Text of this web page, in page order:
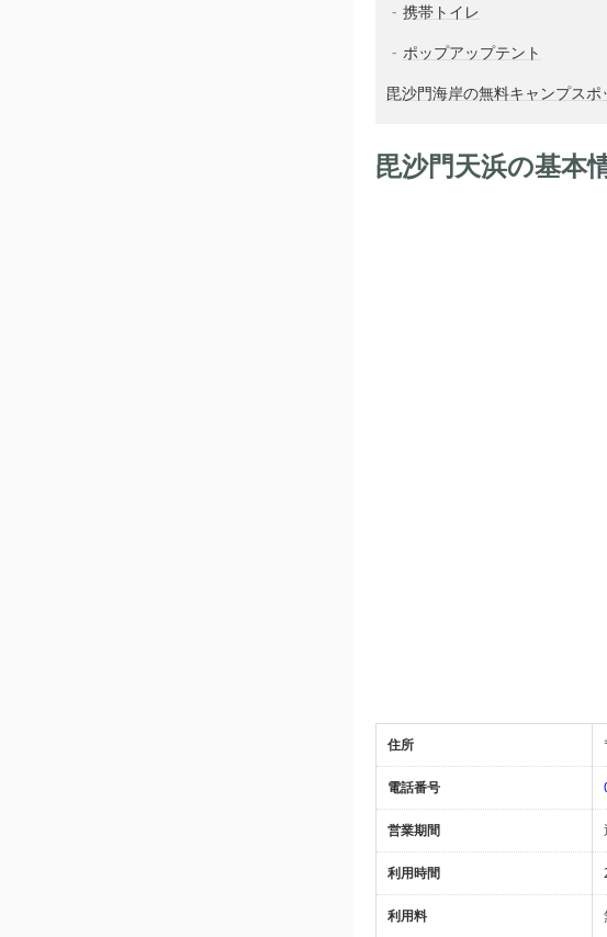
携帯トイレ
ポップアップテント
毘沙門海岸の無料キャンプスポ
毘沙門天浜の基本
住所
電話番号
営業期間
利用時間
利用料